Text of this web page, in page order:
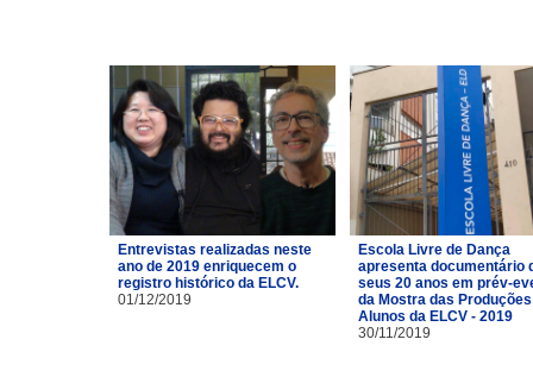
Entrevistas realizadas neste
ano de 2019 enriquecem o
registro histórico da ELCV.
01/12/2019
Escola Livre de Dança
apresenta documentário
seus 20 anos em prév-
da Mostra das
Alunos da ELCV - 2019
30/11/2019